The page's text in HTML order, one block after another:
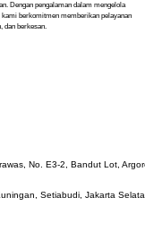
Dengan pengalaman dalam mengelola
kami berkomitmen memberikan pelayanan
dan berkesan.
No. E3-2, Bandut Lot,
Setiabudi, Jakarta